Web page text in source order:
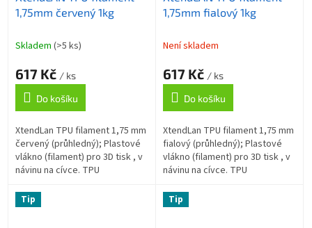
1,75mm červený 1kg
Skladem (>5 ks)
617 Kč / ks
Do košíku
XtendLan TPU filament 1,75 mm
červený (průhledný); Plastové
vlákno (filament) pro 3D tisk , v
návinu na cívce. TPU
flexibilní materiál, který...
1,75mm fialový 1kg
Není skladem
617 Kč / ks
Do košíku
XtendLan TPU filament 1,75 mm
fialový (průhledný); Plastové
vlákno (filament) pro 3D tisk , v
návinu na cívce. TPU
flexibilní materiál, který...
Tip Tip